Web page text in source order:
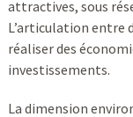
attractives, sous
L’articulation entre
réaliser des
investissements.
La dimension